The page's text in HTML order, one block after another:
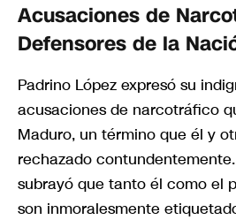
Acusaciones de
Defensores de la
Padrino López expresó su
acusaciones de narcotráfico
Maduro, un término que él y
rechazado
subrayó que tanto él como el
son inmoralesmente